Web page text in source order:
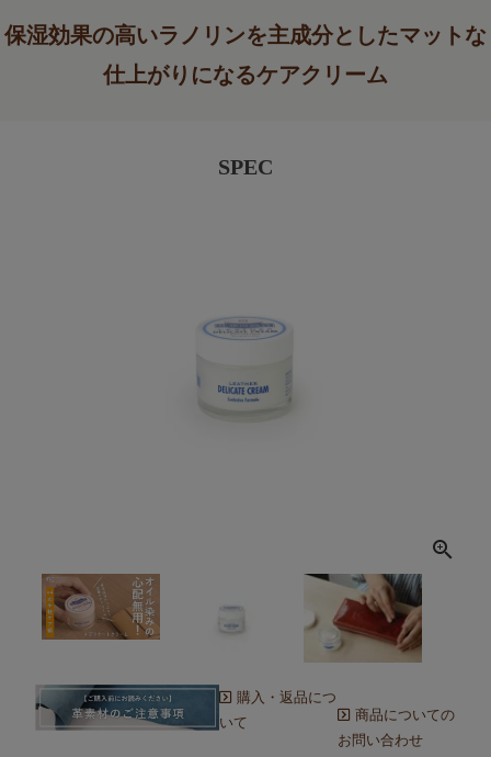
保湿効果の高いラノリンを主成分としたマットな
仕上がりになるケアクリーム
SPEC
購入・返品につ
いて
商品についての
お問い合わせ